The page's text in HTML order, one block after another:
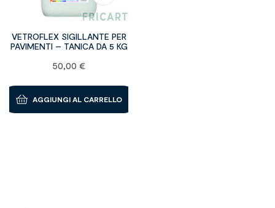
VETROFLEX SIGILLANTE PER
PAVIMENTI – TANICA DA 5 KG
50,00 €
AGGIUNGI AL CARRELLO